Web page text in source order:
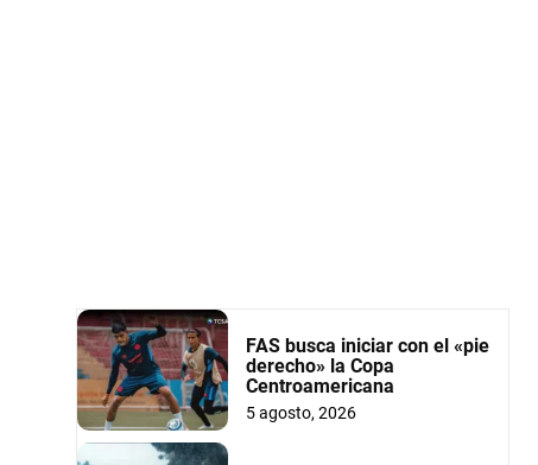
FAS busca iniciar con el «pie
derecho» la Copa
Centroamericana
5 agosto, 2026